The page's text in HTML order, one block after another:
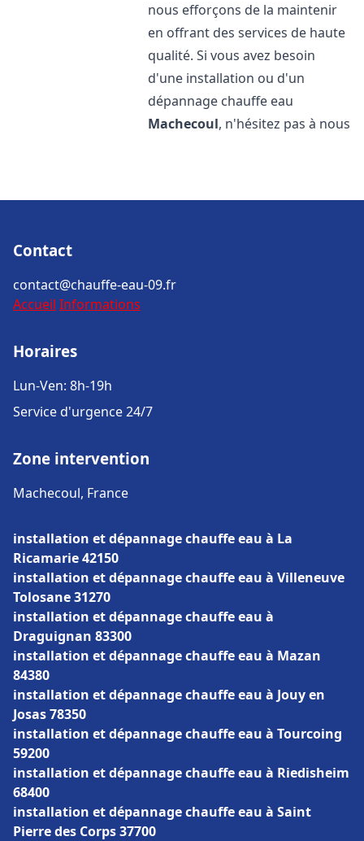
nous efforçons de la maintenir
en offrant des services de haute
qualité. Si vous avez besoin
d'une installation ou d'un
dépannage chauffe eau
Machecoul, n'hésitez pas à nous
Contact
contact@chauffe-eau-09.fr
Accueil Informations
Horaires
Lun-Ven: 8h-19h
Service d'urgence 24/7
Zone intervention
Machecoul, France
installation et dépannage chauffe eau à La
Ricamarie 42150
installation et dépannage chauffe eau à Villeneuve
Tolosane 31270
installation et dépannage chauffe eau à
Draguignan 83300
installation et dépannage chauffe eau à Mazan
84380
installation et dépannage chauffe eau à Jouy en
Josas 78350
installation et dépannage chauffe eau à Tourcoing
59200
installation et dépannage chauffe eau à Riedisheim
68400
installation et dépannage chauffe eau à Saint
Pierre des Corps 37700